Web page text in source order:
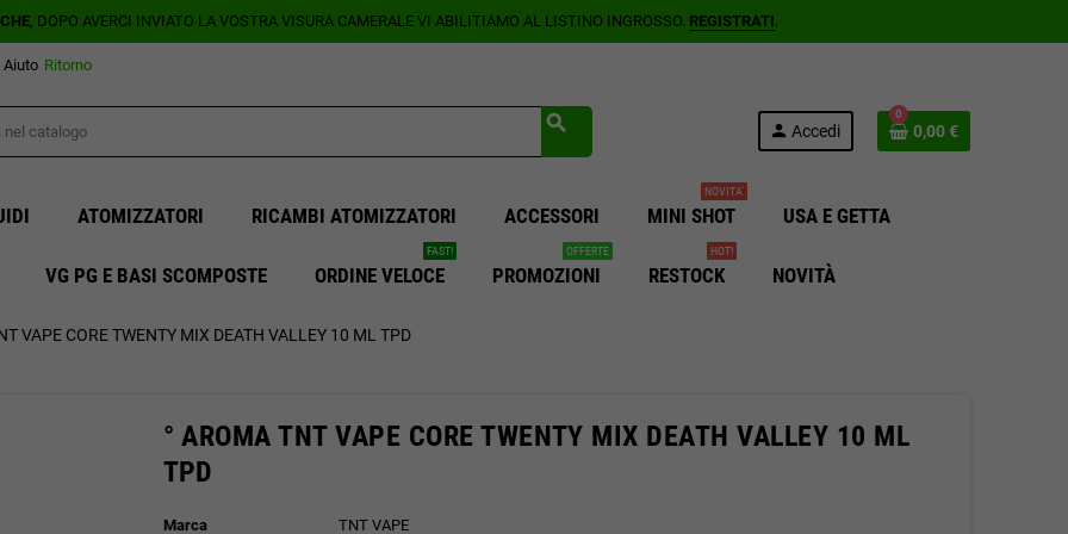
, DOPO AVERCI INVIATO LA VOSTRA VISURA CAMERALE VI ABILITIAMO AL LISTINO INGROSSO. REGISTRATI.
Aiuto Ritorno
search person Accedi
0
0,00 €
ATOMIZZATORI RICAMBI ATOMIZZATORI ACCESSORI MINI SHOT
NOVITA'
USA E GETTA
VG PG E BASI SCOMPOSTE ORDINE VELOCE
FAST!
PROMOZIONI
OFFERTE
RESTOCK
HOT!
NOVITÀ
VAPE CORE TWENTY MIX DEATH VALLEY 10 ML TPD
° AROMA TNT VAPE CORE TWENTY MIX DEATH VALLEY 10 ML
TPD
Marca
TNT VAPE